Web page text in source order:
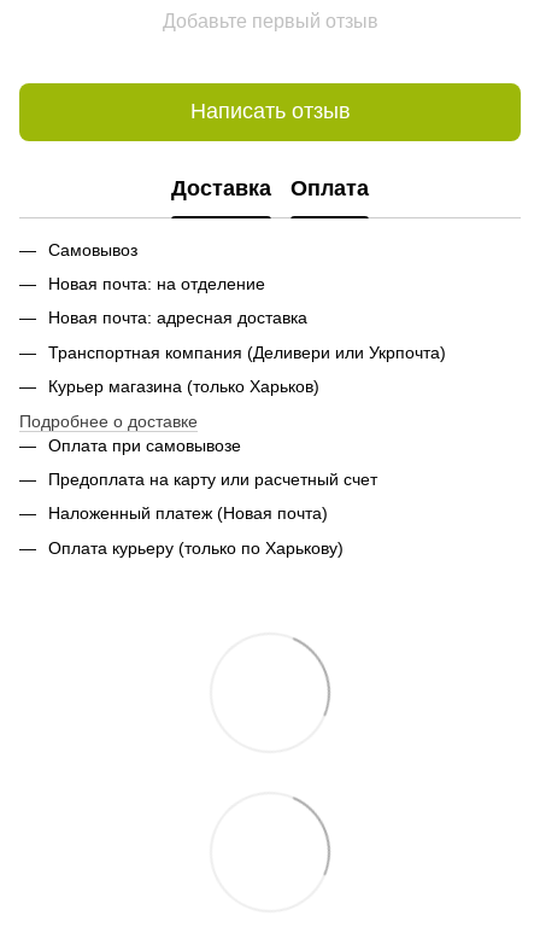
Добавьте первый отзыв
Написать отзыв
Доставка Оплата
Самовывоз
Новая почта: на отделение
Новая почта: адресная доставка
Транспортная компания (Деливери или Укрпочта)
Курьер магазина (только Харьков)
Подробнее о доставке
Оплата при самовывозе
Предоплата на карту или расчетный счет
Наложенный платеж (Новая почта)
Оплата курьеру (только по Харькову)